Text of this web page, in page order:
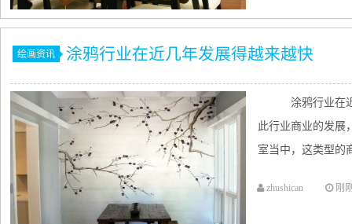
绘画资讯 涂鸦行业在近几年发展得越来越快
涂鸦行业在
此行业商业的发展
室当中，这类型的
zhushican 刚